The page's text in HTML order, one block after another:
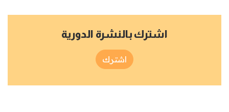
اشترك بالنشرة الدورية
اشترك